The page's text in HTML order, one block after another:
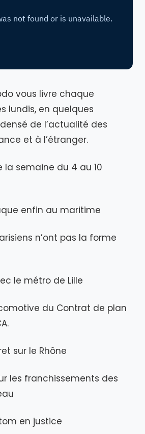
vous livre chaque
lundis, en quelques
de l’actualité des
et à l’étranger.
la semaine du 4 au 10
enfin au maritime
n’ont pas la forme
le métro de Lille
du Contrat de plan
sur le Rhône
les franchissements des
en justice